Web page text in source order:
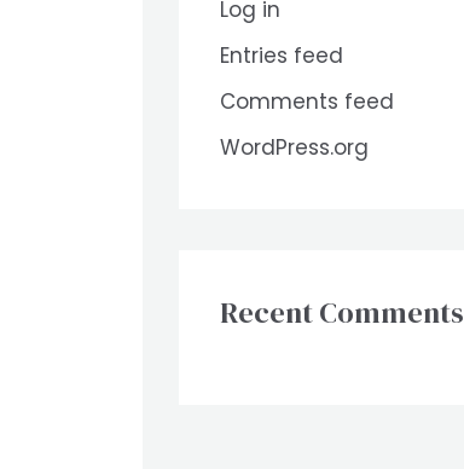
Log in
Entries feed
Comments feed
WordPress.org
Recent Comments